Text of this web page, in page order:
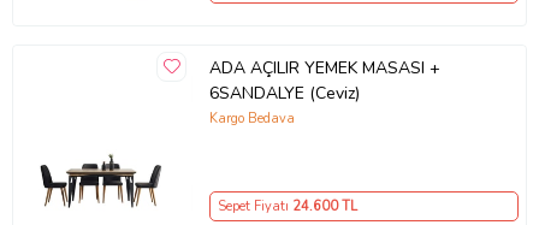
ADA AÇILIR YEMEK MASASI +
6SANDALYE (Ceviz)
Kargo Bedava
Sepet Fiyatı 24.600TL